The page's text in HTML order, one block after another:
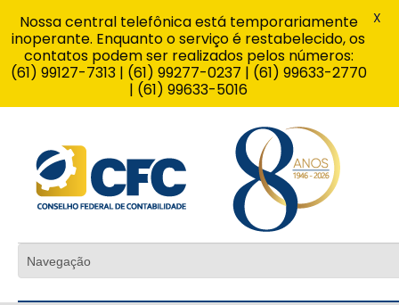
Nossa central telefônica está temporariamente
inoperante. Enquanto o serviço é restabelecido, os
contatos podem ser realizados pelos números:
(61) 99127-7313 | (61) 99277-0237 | (61) 99633-2770
| (61) 99633-5016
X